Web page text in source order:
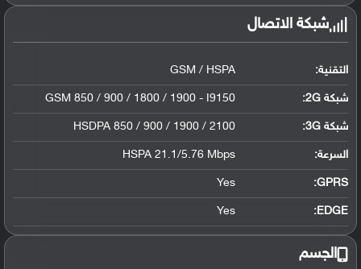
شبكة الاتصال
التقنية: GSM / HSPA
شبكة 2G: GSM 850 / 900 / 1800 / 1900 - I9150
شبكة 3G :
HSDPA 850 / 900 / 1900 / 2100
السرعة: HSPA 21.1/5.76 Mbps
GPRS:
Yes
EDGE:
Yes
الجسم